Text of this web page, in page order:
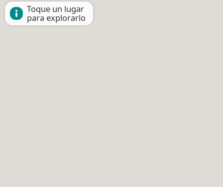
Toque un lugar
para explorarlo